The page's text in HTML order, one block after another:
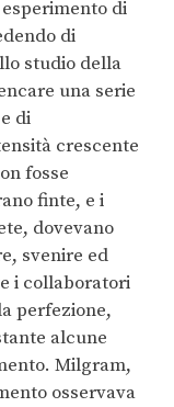
di
di
studio della
una serie
di
crescente
fosse
finte, e i
dovevano
svenire ed
i collaboratori
perfezione,
alcune
Milgram,
osservava